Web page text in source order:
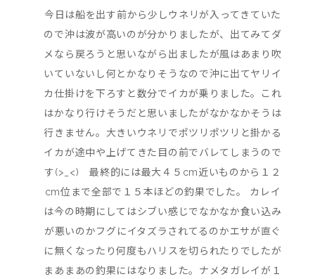
今日は船を出す前から少しウネリが入ってきていた
ので沖は波が高いのが分かりましたが、出てみてダ
メなら戻ろうと思いながら出ましたが風はあまり吹
いていないし何とかなりそうなので沖に出てヤリイ
カ仕掛けを下ろすと数分でイカが乗りました。これ
はかなり行けそうだと思いましたがなかなかそうは
行きません。大きいウネリでポツリポツリと掛かる
イカが途中や上げてきた目の前でバレてしまうので
す(>_<) 最終的には最大４５cm近いものから１２
cm位まで全部で１５本ほどの釣果でした。 カレイ
は今の時期にしてはシブい感じでなかなか食い込み
が悪いのかフグにイタズラされてるのかエサが直ぐ
に無くなったり何度もハリスを切られたりでしたが
まあまあの釣果にはなりました。ナメタガレイが１